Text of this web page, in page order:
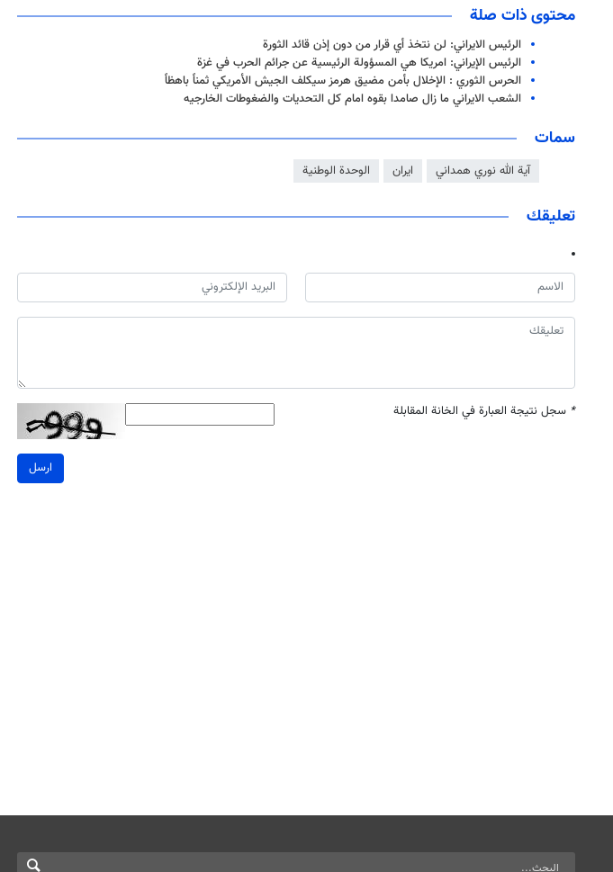
محتوى ذات صلة
الرئيس الايراني: لن نتخذ أي قرار من دون إذن قائد الثورة
الرئيس الإيراني: امریکا هي المسؤولة الرئيسية عن جرائم الحرب في غزة
الحرس الثوري : الإخلال بأمن مضيق هرمز سيكلف الجيش الأمريكي ثمناً باهظاً
الشعب الايراني ما زال صامدا بقوه امام كل التحديات والضغوطات الخارجيه
سمات
آیة الله نوري همداني ايران الوحدة الوطنية
تعليقك
* سجل نتيجة العبارة في الخانة المقابلة
ارسل